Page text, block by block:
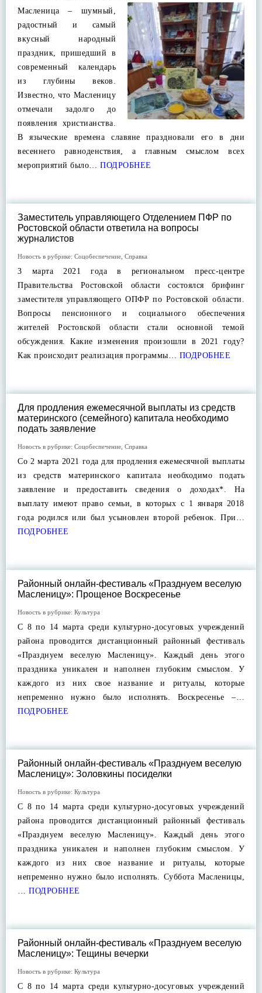
Масленица – шумный,
радостный и самый
вкусный народный
праздник, пришедший в
современный календарь
из глубины веков.
Известно, что Масленицу
отмечали задолго до
появления христианства.
В языческие времена славяне праздновали его в дни
весеннего равноденствия, а главным смыслом всех
мероприятий было… ПОДРОБНЕЕ
Заместитель управляющего Отделением ПФР по
Ростовской области ответила на вопросы
журналистов
Новость в рубрике: Соцобеспечение Справка
3 марта 2021 года в региональном пресс-центре
Правительства Ростовской области состоялся брифинг
заместителя управляющего ОПФР по Ростовской области.
Вопросы пенсионного и социального обеспечения
жителей Ростовской области стали основной темой
обсуждения. Какие изменения произошли в 2021 году?
Как происходит реализация программы… ПОДРОБНЕЕ
Для продления ежемесячной выплаты из средств
материнского (семейного) капитала необходимо
подать заявление
Новость в рубрике: Соцобеспечение Справка
Cо 2 марта 2021 года для продления ежемесячной выплаты
из средств материнского капитала необходимо подать
заявление и предоставить сведения о доходах*. На
выплату имеют право семьи, в которых с 1 января 2018
года родился или был усыновлен второй ребенок. При…
ПОДРОБНЕЕ
Районный онлайн-фестиваль «Празднуем веселую
Масленицу»: Прощеное Воскресенье
Новость в рубрике: Культура
С 8 по 14 марта среди культурно-досуговых учреждений
района проводится дистанционный районный фестиваль
«Празднуем веселую Масленицу». Каждый день этого
праздника уникален и наполнен глубоким смыслом. У
каждого из них свое название и ритуалы, которые
непременно нужно было исполнять. Воскресенье –…
ПОДРОБНЕЕ
Районный онлайн-фестиваль «Празднуем веселую
Масленицу»: Золовкины посиделки
Новость в рубрике: Культура
С 8 по 14 марта среди культурно-досуговых учреждений
района проводится дистанционный районный фестиваль
«Празднуем веселую Масленицу». Каждый день этого
праздника уникален и наполнен глубоким смыслом. У
каждого из них свое название и ритуалы, которые
непременно нужно было исполнять. Суббота Масленицы,
… ПОДРОБНЕЕ
Районный онлайн-фестиваль «Празднуем веселую
Масленицу»: Тещины вечерки
Новость в рубрике: Культура
С 8 по 14 марта среди культурно-досуговых учреждений